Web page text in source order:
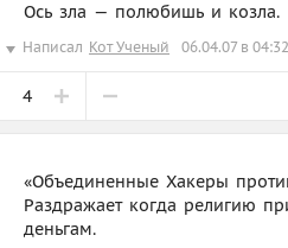
Ось зла — полюбишь и козла.
Написал Кот Ученый 06.04.07 в 04:32
4
«Объединенные Хакеры
Раздражает когда религию
деньгам.